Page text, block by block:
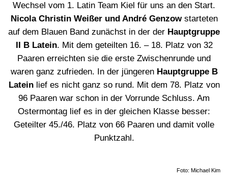
Wechsel vom 1. Latin Team Kiel für uns an den Start.
Nicola Christin Weißer und André Genzowstarteten
auf dem Blauen Band zunächst in der der Hauptgruppe
II B Latein. Mit dem geteilten 16. – 18. Platz von 32
Paaren erreichten sie die erste Zwischenrunde und
waren ganz zufrieden. In der jüngeren Hauptgruppe B
Lateinlief es nicht ganz so rund. Mit dem 78. Platz von
96 Paaren war schon in der Vorrunde Schluss. Am
Ostermontag lief es in der gleichen Klasse besser:
Geteilter 45./46. Platz von 66 Paaren und damit volle
Punktzahl.
Foto: Michael Kim